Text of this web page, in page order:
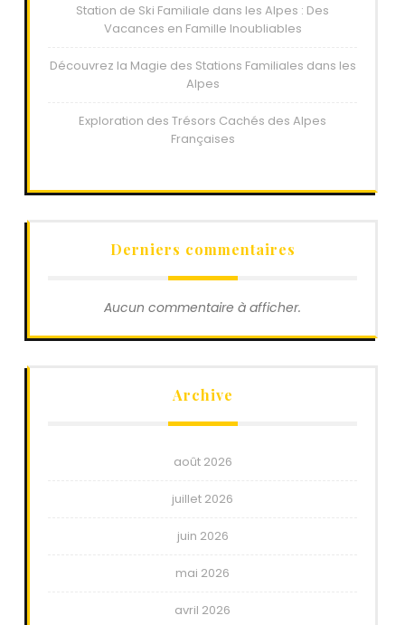
Station de Ski Familiale dans les Alpes : Des
Vacances en Famille Inoubliables
Découvrez la Magie des Stations Familiales dans les
Alpes
Exploration des Trésors Cachés des Alpes
Françaises
Derniers commentaires
Aucun commentaire à afficher.
Archive
août 2026
juillet 2026
juin 2026
mai 2026
avril 2026